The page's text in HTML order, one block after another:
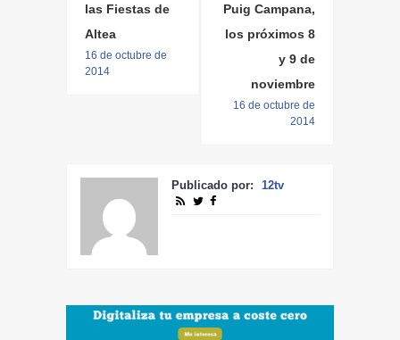
las Fiestas de
Altea
16 de octubre de
2014
Puig Campana,
los próximos 8
y 9 de
noviembre
16 de octubre de
2014
Publicado por: 12tv